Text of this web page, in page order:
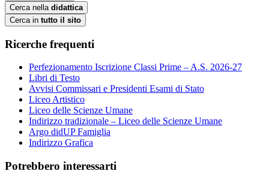
Cerca nella didattica
Cerca in tutto il sito
Ricerche frequenti
Perfezionamento Iscrizione Classi Prime – A.S. 2026-27
Libri di Testo
Avvisi Commissari e Presidenti Esami di Stato
Liceo Artistico
Liceo delle Scienze Umane
Indirizzo tradizionale – Liceo delle Scienze Umane
Argo didUP Famiglia
Indirizzo Grafica
Potrebbero interessarti